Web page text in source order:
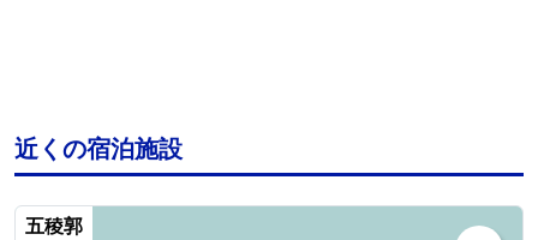
近くの宿泊施設
五稜郭